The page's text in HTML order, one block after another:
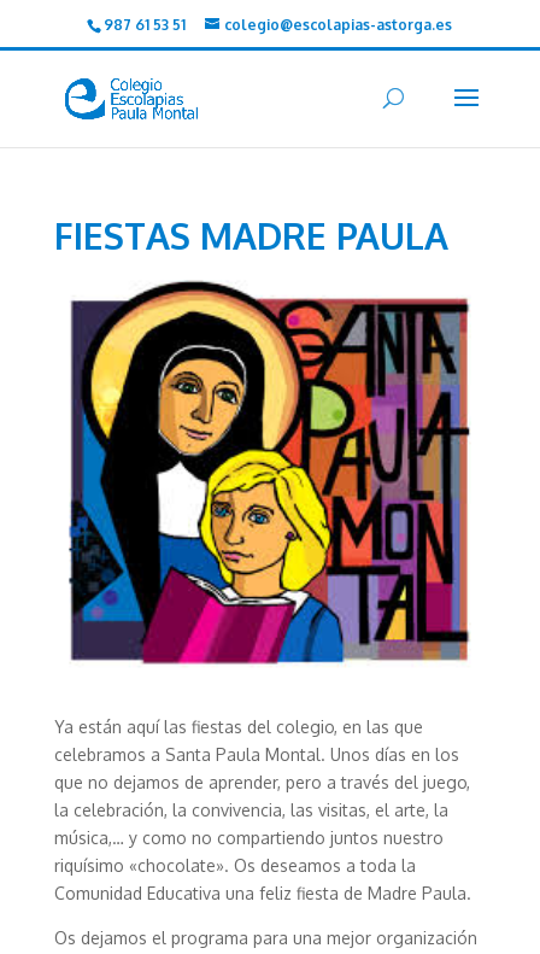
987 61 53 51 colegio@escolapias-astorga.es
FIESTAS MADRE PAULA
Ya están aquí las fiestas del colegio, en las que
celebramos a Santa Paula Montal. Unos días en los
que no dejamos de aprender, pero a través del juego,
la celebración, la convivencia, las visitas, el arte, la
música,… y como no compartiendo juntos nuestro
riquísimo «chocolate». Os deseamos a toda la
Comunidad Educativa una feliz fiesta de Madre Paula.
Os dejamos el programa para una mejor organización